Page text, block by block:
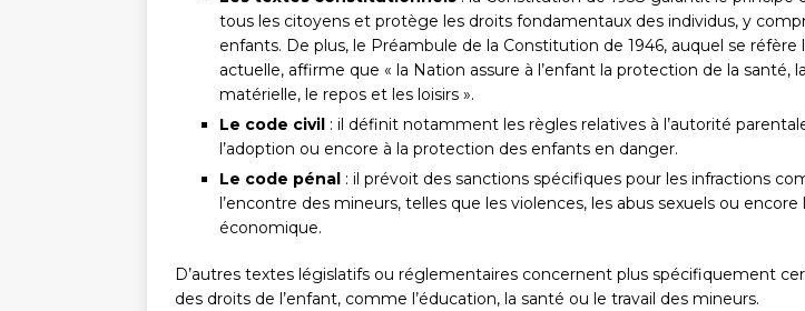
tous les citoyens et protège les droits fondamentaux des individus, y
enfants. De plus, le Préambule de la Constitution de 1946, auquel se réfère
actuelle, affirme que « la Nation assure à l’enfant la protection de la santé,
matérielle, le repos et les loisirs ».
Le code civil : il définit notamment les règles relatives à l’autorité
l’adoption ou encore à la protection des enfants en danger.
Le code pénal : il prévoit des sanctions spécifiques pour les infractions
l’encontre des mineurs, telles que les violences, les abus sexuels ou encore
économique.
D’autres textes législatifs ou réglementaires concernent plus spécifiquement
des droits de l’enfant, comme l’éducation, la santé ou le travail des mineurs.